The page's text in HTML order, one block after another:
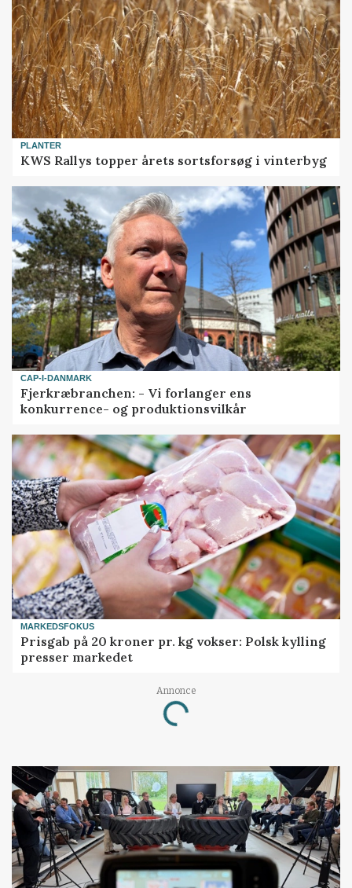
PLANTER
KWS Rallys topper årets sortsforsøg i vinterbyg
CAP-I-DANMARK
Fjerkræbranchen: - Vi forlanger ens
konkurrence- og produktionsvilkår
MARKEDSFOKUS
Prisgab på 20 kroner pr. kg vokser: Polsk kylling
presser markedet
Annonce
Loading...